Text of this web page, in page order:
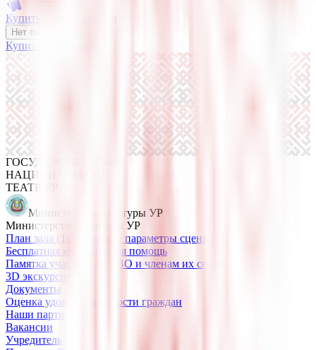
Купить билеты онлайн
Нет билетов?
Купить сертификат
ГОСУДАРСТВЕННЫЙ
НАЦИОНАЛЬНЫЙ
ТЕАТР УР
Министерство культуры УР
Министерство культуры УР
План зала (Технические параметры сцены)
Бесплатная юридическая помощь
Памятка участникам СВО и членам их семей
3D экскурсия
Документы
Оценка удовлетворенности граждан
Наши партнеры
Вакансии
Учредитель